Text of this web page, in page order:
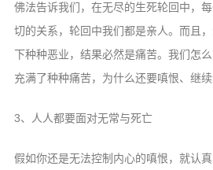
佛法告诉我们，在无尽的生死轮回中，
切的关系，轮回中我们都是亲人。而且
下种种恶业，结果必然是痛苦。我们怎
充满了种种痛苦，为什么还要嗔恨、继续
3、人人都要面对无常与死亡
假如你还是无法控制内心的嗔恨，就认